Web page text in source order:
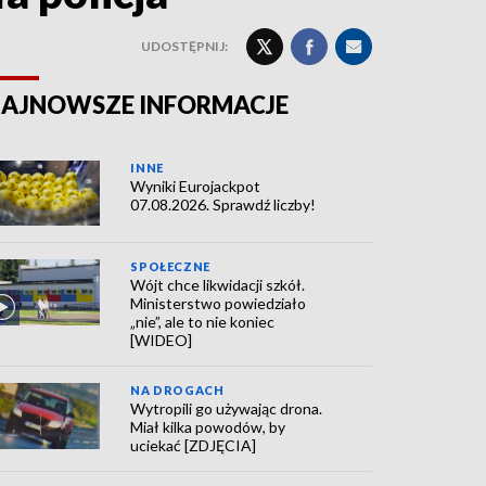
UDOSTĘPNIJ:
INFORMACJE
INNE
Wyniki Eurojackpot
07.08.2026. Sprawdź liczby!
SPOŁECZNE
Wójt chce likwidacji szkół.
Ministerstwo powiedziało
„nie”, ale to nie koniec
[WIDEO]
NA DROGACH
Wytropili go używając drona.
Miał kilka powodów, by
uciekać [ZDJĘCIA]